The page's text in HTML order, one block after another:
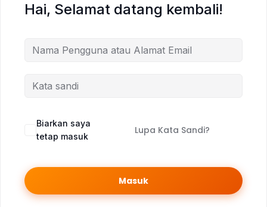
Hai, Selamat datang kembali!
Biarkan saya
tetap masuk
Lupa Kata Sandi?
Masuk